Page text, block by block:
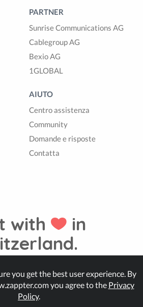
PARTNER
Sunrise Communications AG
Cablegroup AG
Bexio AG
1GLOBAL
AIUTO
Centro assistenza
Community
Domande e risposte
Contatta
with
in
you get the best user experience. By
you agree to the Privacy
Policy.